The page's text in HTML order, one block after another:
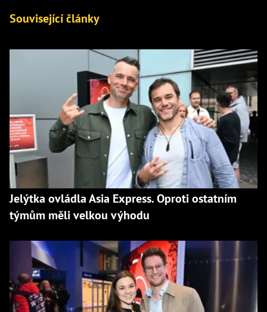
Související články
Jelýtka ovládla Asia Express. Oproti ostatním
týmům měli velkou výhodu